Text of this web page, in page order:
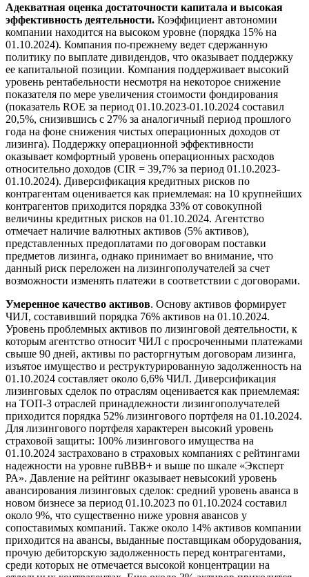
Адекватная оценка достаточности капитала и высокая
эффективность деятельности. Коэффициент автономии
компании находится на высоком уровне (порядка 15% на
01.10.2024). Компания по-прежнему ведет сдержанную
политику по выплате дивидендов, что оказывает поддержку
ее капитальной позиции. Компания поддерживает высокий
уровень рентабельности несмотря на некоторое снижение
показателя по мере увеличения стоимости фондирования
(показатель ROE за период 01.10.2023-01.10.2024 составил
20,5%, снизившись с 27% за аналогичный период прошлого
года на фоне снижения чистых операционных доходов от
лизинга). Поддержку операционной эффективности
оказывает комфортный уровень операционных расходов
относительно доходов (CIR = 39,7% за период 01.10.2023-
01.10.2024). Диверсификация кредитных рисков по
контрагентам оценивается как приемлемая: на 10 крупнейших
контрагентов приходится порядка 33% от совокупной
величины кредитных рисков на 01.10.2024. Агентство
отмечает наличие валютных активов (5% активов),
представленных предоплатами по договорам поставки
предметов лизинга, однако принимает во внимание, что
данный риск переложен на лизингополучателей за счет
возможности изменять платежи в соответствии с договорами.
Умеренное качество активов. Основу активов формирует
ЧИЛ, составивший порядка 76% активов на 01.10.2024.
Уровень проблемных активов по лизинговой деятельности, к
которым агентство относит ЧИЛ с просроченными платежами
свыше 90 дней, активы по расторгнутым договорам лизинга,
изъятое имущество и реструктурированную задолженность на
01.10.2024 составляет около 6,6% ЧИЛ. Диверсификация
лизинговых сделок по отраслям оценивается как приемлемая:
на ТОП-3 отраслей принадлежности лизингополучателей
приходится порядка 52% лизингового портфеля на 01.10.2024.
Для лизингового портфеля характерен высокий уровень
страховой защиты: 100% лизингового имущества на
01.10.2024 застраховано в страховых компаниях с рейтингами
надежности на уровне ruBBB+ и выше по шкале «Эксперт
РА». Давление на рейтинг оказывает невысокий уровень
авансирования лизинговых сделок: средний уровень аванса в
новом бизнесе за период 01.10.2023 по 01.10.2024 составил
около 9%, что существенно ниже уровня авансов у
сопоставимых компаний. Также около 14% активов компании
приходится на авансы, выданные поставщикам оборудования,
прочую дебиторскую задолженность перед контрагентами,
среди которых не отмечается высокой концентрации на